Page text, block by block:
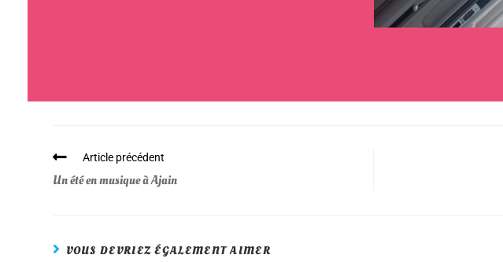
Article précédent
Un été en musique à Ajain
VOUS DEVRIEZ ÉGALEMENT AIMER